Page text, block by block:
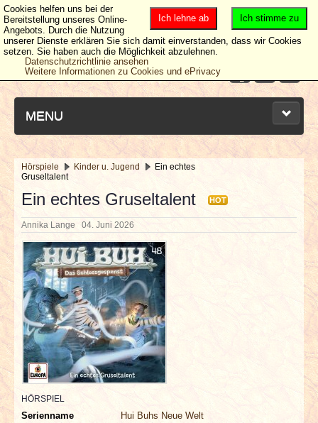
MENU
NEUESTE ARTIKEL
NEWS & DATES
BERICHTE
VERLOSUNGEN
INTERVIEWS
SPECIALS
REDAKTION
Hörspiele Kinder u. Jugend
Ein echtes
Gruseltalent
Ein echtes Gruseltalent HOT
Annika Lange 04. Juni 2026
HÖRSPIEL
Serienname
Hui Buhs Neue Welt
Ich stimme zu
Ich lehne ab
Cookies helfen uns bei der
Bereitstellung unseres Online-
Angebots. Durch die Nutzung
unserer Dienste erklären Sie sich damit einverstanden, dass wir Cookies
setzen. Sie haben auch die Möglichkeit abzulehnen.
Datenschutzrichtlinie ansehen
Weitere Informationen zu Cookies und ePrivacy